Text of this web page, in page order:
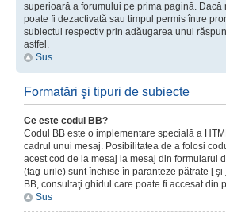
superioară a forumului pe prima pagină.
poate fi dezactivată sau timpul permis între
subiectul respectiv prin adăugarea unui
astfel.
Sus
Formatări şi tipuri de subiecte
Ce este codul BB?
Codul BB este o implementare specială a
cadrul unui mesaj. Posibilitatea de a folosi
acest cod de la mesaj la mesaj din formularul
(tag-urile) sunt închise în paranteze pătrate [
BB, consultaţi ghidul care poate fi accesat din
Sus